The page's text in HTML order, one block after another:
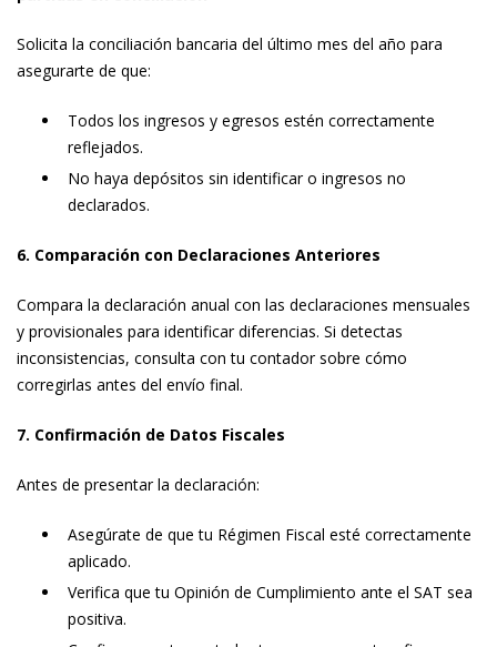
Solicita la conciliación bancaria del último mes del año para
asegurarte de que:
Todos los ingresos y egresos estén correctamente
reflejados.
No haya depósitos sin identificar o ingresos no
declarados.
6. Comparación con Declaraciones Anteriores
Compara la declaración anual con las declaraciones mensuales
y provisionales para identificar diferencias. Si detectas
inconsistencias, consulta con tu contador sobre cómo
corregirlas antes del envío final.
7. Confirmación de Datos Fiscales
Antes de presentar la declaración:
Asegúrate de que tu Régimen Fiscal esté correctamente
aplicado.
Verifica que tu Opinión de Cumplimiento ante el SAT sea
positiva.